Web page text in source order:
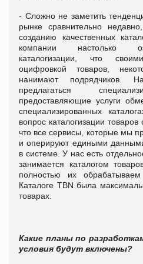
- Сложно не заметить
рынке сравнительно
созданию качественных
компании настолько
каталогизации, что
оцифровкой товаров,
нанимают подрядчиков.
предлагаться
предоставляющие услуги
специализированных
вопрос каталогизации
что все сервисы, которые мы
и оперируют едиными
в системе. У нас есть
занимается каталогом
полностью их
Каталоге TBN была
товарах.
Какие планы по
условия будут включены?